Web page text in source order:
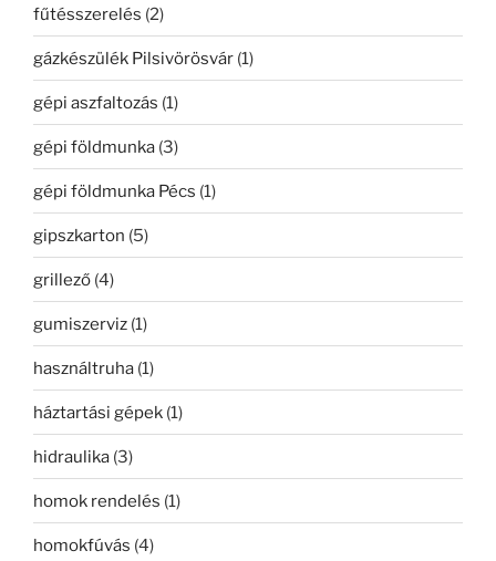
fűtésszerelés (2)
gázkészülék Pilsivörösvár (1)
gépi aszfaltozás (1)
gépi földmunka (3)
gépi földmunka Pécs (1)
gipszkarton (5)
grillező (4)
gumiszerviz (1)
használtruha (1)
háztartási gépek (1)
hidraulika (3)
homok rendelés (1)
homokfúvás (4)